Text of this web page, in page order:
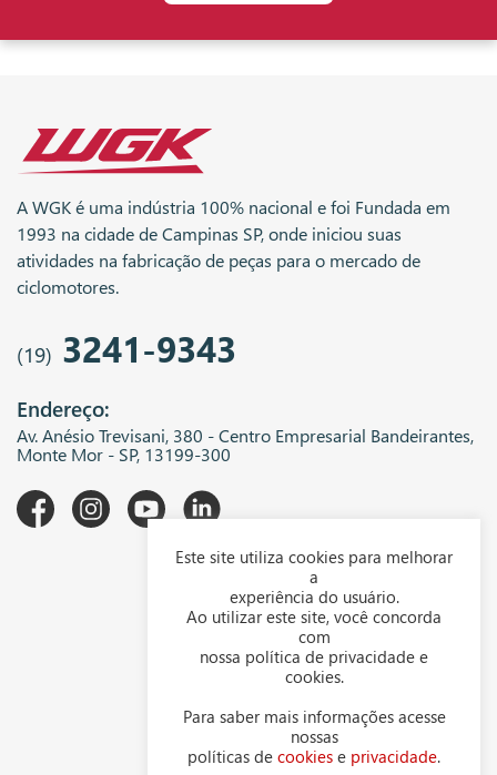
A WGK é uma indústria 100% nacional e foi Fundada em
1993 na cidade de Campinas SP, onde iniciou suas
atividades na fabricação de peças para o mercado de
ciclomotores.
(19) 3241-9343
Endereço:
Av. Anésio Trevisani, 380 - Centro Empresarial Bandeirantes,
Monte Mor - SP, 13199-300
Downloads
Representantes
Política de privacidade
Política de cookies
Contato
Este site utiliza cookies para melhorar
a
experiência do usuário.
Ao utilizar este site, você concorda
com
nossa política de privacidade e
cookies.
Para saber mais informações acesse
nossas
políticas de cookies e privacidade.